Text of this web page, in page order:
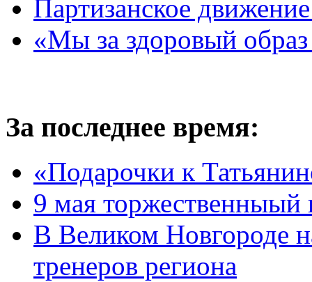
Партизанское
«Мы за здоровый
За последнее время:
«Подарочки к
9 мая торжественныый
В Великом Новгороде
тренеров региона